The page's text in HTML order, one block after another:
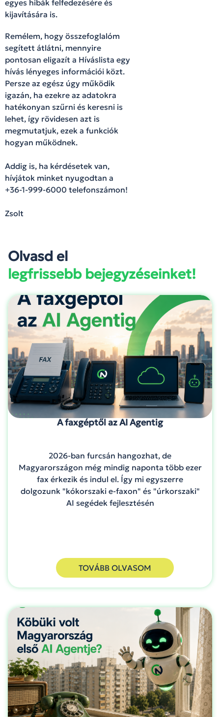
egyes hibák felfedezésére és
kijavítására is.
Remélem, hogy összefoglalóm
segített átlátni, mennyire
pontosan eligazít a Híváslista egy
hívás lényeges információi közt.
Persze az egész úgy működik
igazán, ha ezekre az adatokra
hatékonyan szűrni és keresni is
lehet, így rövidesen azt is
megmutatjuk, ezek a funkciók
hogyan működnek.
Addig is, ha kérdésetek van,
hívjátok minket nyugodtan a
+36-1-999-6000 telefonszámon!
Zsolt
Olvasd el
legfrissebb bejegyzéseinket!
A faxgéptől az AI Agentig
2026-ban furcsán hangozhat, de
Magyarországon még mindig naponta több ezer
fax érkezik és indul el. Így mi egyszerre
dolgozunk "kókorszaki e-faxon" és "úrkorszaki"
AI segédek fejlesztésén
TOVÁBB OLVASOM